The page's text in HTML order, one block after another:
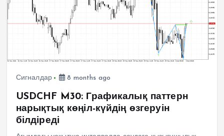
Сигналдар 8 months ago
USDCHF M30: Графикалық паттерн
нарықтық көңіл-күйдің өзгеруін
білдіреді